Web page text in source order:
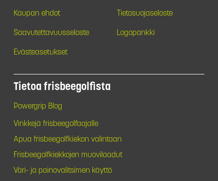
Kaupan ehdot Tietosuojaseloste
Saavutettavuusseloste Logopankki
Evästeasetukset
Tietoa frisbeegolfista
Powergrip Blog
Vinkkejä frisbeegolfaajalle
Apua frisbeegolfkiekon valintaan
Frisbeegolfkiekkojen muovilaadut
Väri- ja painovalitsimen käyttö